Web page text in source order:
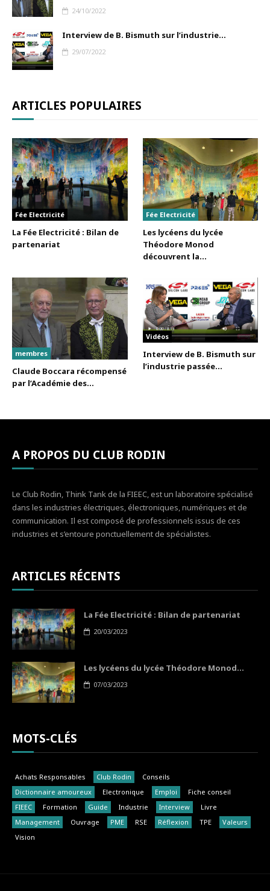
24/10/2022
Interview de B. Bismuth sur l’industrie...
29/07/2022
ARTICLES POPULAIRES
Fée Electricité
La Fée Electricité : Bilan de
partenariat
Fée Electricité
Les lycéens du lycée
Théodore Monod
découvrent la...
membres
Claude Boccara récompensé
par l’Académie des...
Vidéos
Interview de B. Bismuth sur
l’industrie passée...
A PROPOS DU CLUB RODIN
Le Club Rodin, Think Tank de la FIEEC, est un laboratoire spécialisé
dans les industries électriques, électroniques, numériques et de
communication. Il est composé de professionnels issus de ces
industries et s’entoure ponctuellement de spécialistes.
ARTICLES RÉCENTS
La Fée Electricité : Bilan de partenariat
20/03/2023
Les lycéens du lycée Théodore Monod...
07/03/2023
MOTS-CLÉS
Achats Responsables Club Rodin
Conseils
Dictionnaire amoureux
Electronique Emploi
Fiche conseil
FIEEC
Formation Guide Industrie Interview
Livre
Management
Ouvrage PME RSE Réflexion TPE
Valeurs
Vision